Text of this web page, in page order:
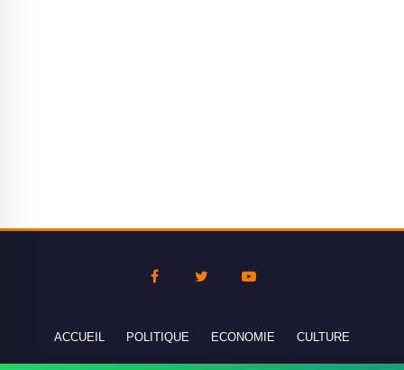
ACCUEIL POLITIQUE ECONOMIE CULTURE